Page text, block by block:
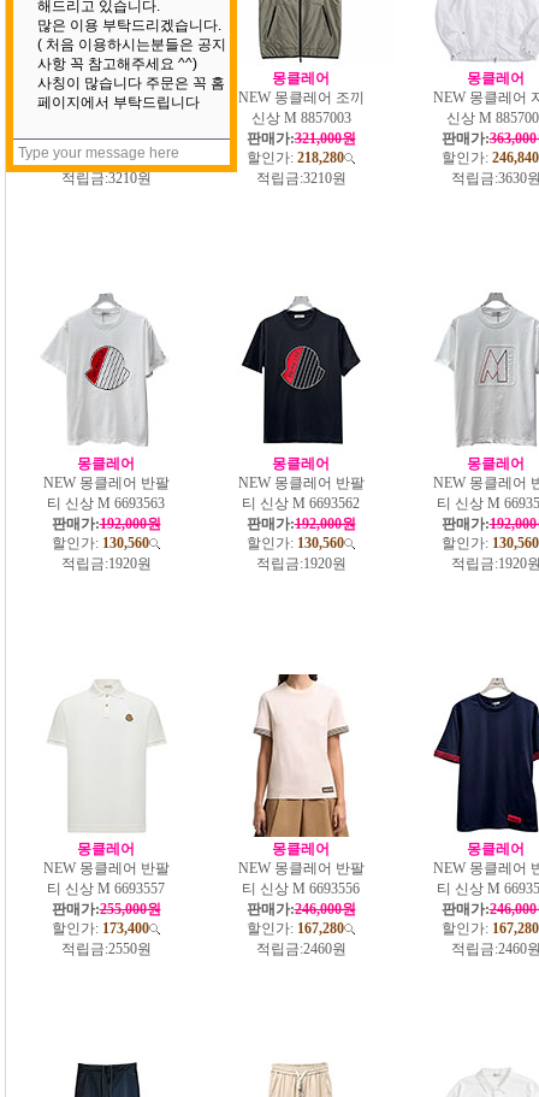
몽클레어
NEW 몽클레어 조끼
판매가:321,000원
할인가:218,280
적립금:3210원
몽클레어
NEW 몽클레어 조끼
신상 M 8857003
판매가:321,000원
할인가: 218,280
적립금:3210원
몽클레어
NEW 몽클레어
신상 M
판매가:
할인가: 246,840
적립금:3630
몽클레어
NEW 몽클레어 반팔
티 신상 M 6693563
판매가:192,000원
할인가: 130,560
적립금:1920원
몽클레어
NEW 몽클레어 반팔
티 신상 M 6693562
판매가:192,000원
할인가: 130,560
적립금:1920원
몽클레어
NEW 몽클레어
티 신상 M
판매가:
할인가: 130,560
적립금:1920
몽클레어
NEW 몽클레어 반팔
티 신상 M 6693557
판매가:255,000원
할인가: 173,400
적립금:2550원
몽클레어
NEW 몽클레어 반팔
티 신상 M 6693556
판매가:246,000원
할인가: 167,280
적립금:2460원
몽클레어
NEW 몽클레어
티 신상 M
판매가:
할인가: 167,280
적립금:2460